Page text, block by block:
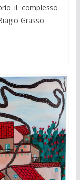
il complesso
Grasso